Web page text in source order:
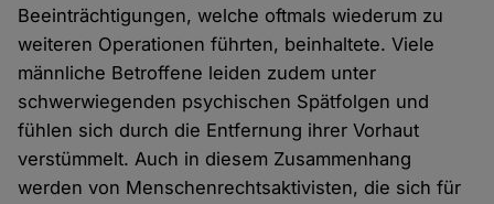
Beeinträchtigungen, welche oftmals wiederum zu
weiteren Operationen führten, beinhaltete. Viele
männliche Betroffene leiden zudem unter
schwerwiegenden psychischen Spätfolgen und
fühlen sich durch die Entfernung ihrer Vorhaut
verstümmelt. Auch in diesem Zusammenhang
werden von Menschenrechtsaktivisten, die sich für